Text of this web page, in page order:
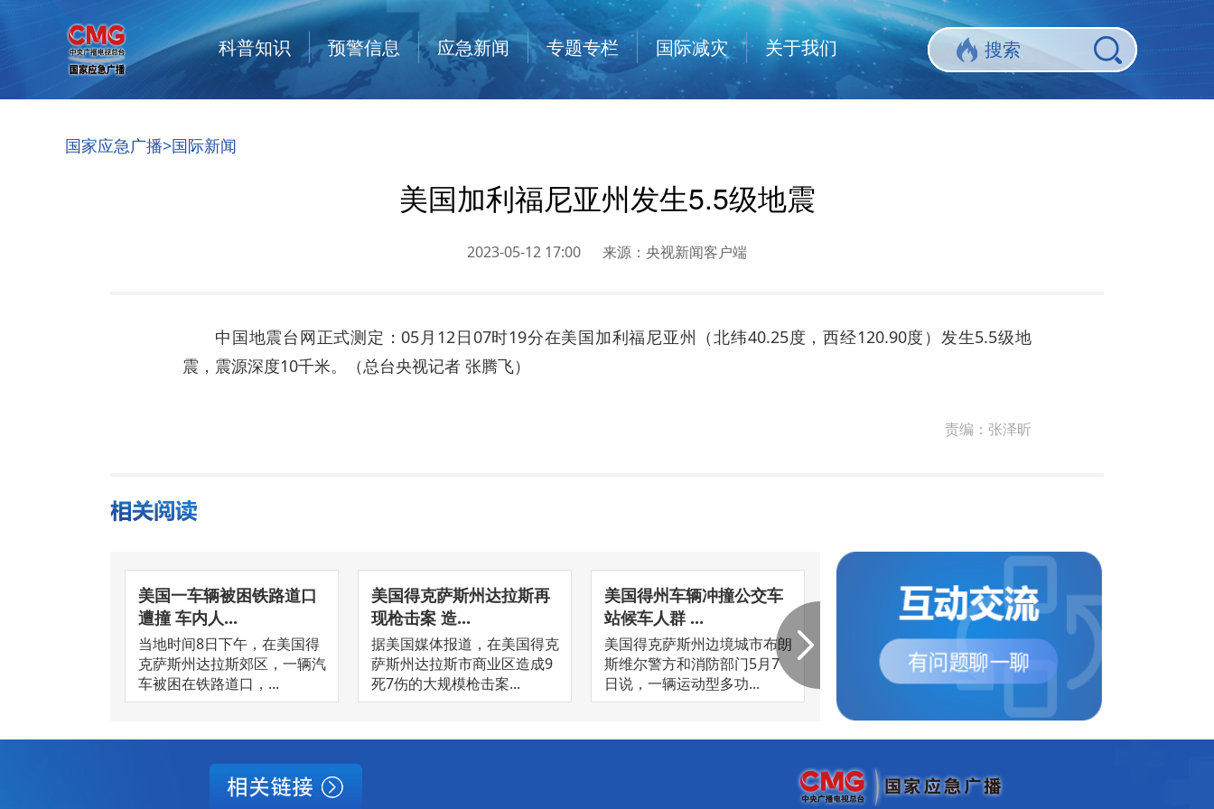
科普知识 预警信息 应急新闻 专题专栏 国际减灾 关于我们
国家应急广播>国际新闻
美国加利福尼亚州发生5.5级地震
2023-05-12 17:00 来源： 央视新闻客户端
中国地震台网正式测定：05月12日07时19分在美国加利福尼亚州（北纬40.25度，西经120.90度）发生5.5级地
震，震源深度10千米。（总台央视记者 张腾飞）
责编： 张泽昕
美国一车辆被困铁路道口
遭撞 车内人...
当地时间8日下午，在美国得
克萨斯州达拉斯郊区，一辆汽
车被困在铁路道口，...
美国得克萨斯州达拉斯再
现枪击案 造...
据美国媒体报道，在美国得克
萨斯州达拉斯市商业区造成9
死7伤的大规模枪击案...
美国得州车辆冲撞公交车
站候车人群 ...
美国得克萨斯州边境城市布朗
斯维尔警方和消防部门5月7
日说，一辆运动型多功...
美国得州一家壳牌石化厂
当地时间5月5日，美国得克
萨斯州休斯敦东部郊区迪尔帕
克市一家壳牌石油化工...
美国伊利诺伊州州
连环车祸造成...
诺伊州南部55号州际
严重尘暴天气发生连环